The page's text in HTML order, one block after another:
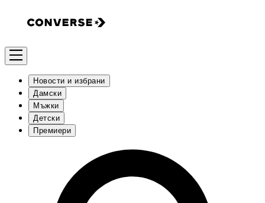
Новости и избрани
Дамски
Мъжки
Детски
Премиери